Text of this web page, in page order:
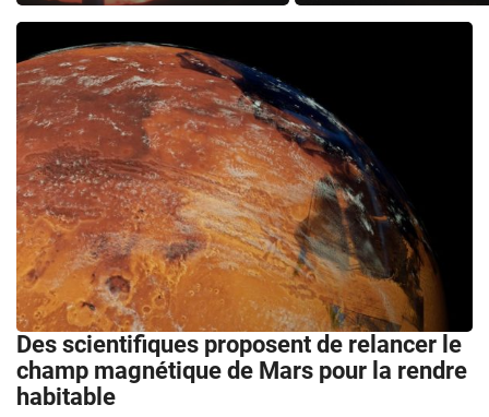
Des scientifiques proposent de relancer le
champ magnétique de Mars pour la rendre
habitable